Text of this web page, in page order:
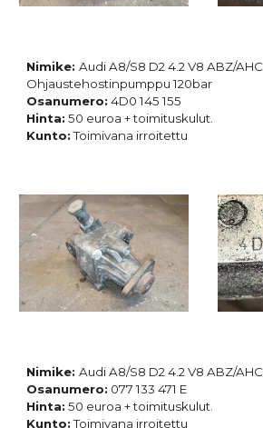
Nimike:Audi A8/S8 D2 4.2 V8 ABZ/AHC
Ohjaustehostinpumppu 120bar
Osanumero: 4D0 145 155
Hinta: 50 euroa + toimituskulut.
Kunto:Toimivana irroitettu
Nimike:Audi A8/S8 D2 4.2 V8 ABZ/AHC
Osanumero: 077 133 471 E
Hinta: 50 euroa + toimituskulut.
Kunto:Toimivana irroitettu